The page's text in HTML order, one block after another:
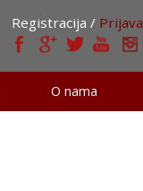
Registracija / Prijava
O nama